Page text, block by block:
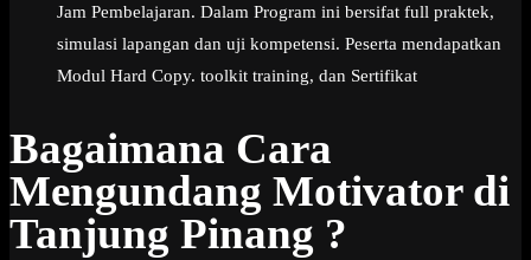
Jam Pembelajaran. Dalam Program ini bersifat full praktek,
simulasi lapangan dan uji kompetensi. Peserta mendapatkan
Modul Hard Copy. toolkit training, dan Sertifikat
Bagaimana Cara
Mengundang Motivator di
Tanjung Pinang ?